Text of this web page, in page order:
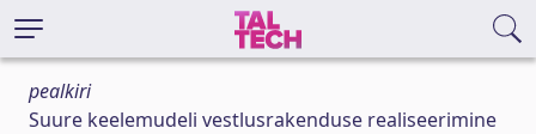
pealkiri
Suure keelemudeli vestlusrakenduse realiseerimine